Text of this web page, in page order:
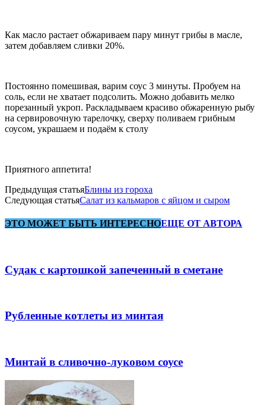
Как масло растает обжариваем пару минут грибы в масле,
затем добавляем сливки 20%.
Постоянно помешивая, варим соус 3 минуты. Пробуем на
соль, если не хватает подсолить. Можно добавить мелко
порезанный укроп. Раскладываем красиво обжаренную рыбу
на сервировочную тарелочку, сверху поливаем грибным
соусом, украшаем и подаём к столу
Приятного аппетита!
Предыдущая статьяБлины из гороха
Следующая статьяСалат из кальмаров с яйцом и сыром
ЭТО МОЖЕТ БЫТЬ ИНТЕРЕСНОЕЩЕ ОТ АВТОРА
Судак с картошкой запеченный в сметане
Рубленные котлеты из минтая
Минтай в сливочно-луковом соусе